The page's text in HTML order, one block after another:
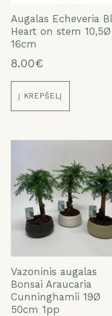
Augalas Echeveria
Heart on stem 10,5Ø
16cm
8.00€
Į KREPŠELĮ
Vazoninis augalas
Bonsai Araucaria
Cunninghamii 19Ø
50cm 1pp